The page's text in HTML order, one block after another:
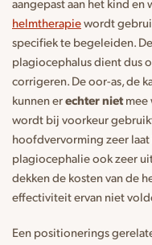
helmtherapiewordt
specifiek te begeleiden. De
plagiocephalus dient dus
corrigeren. De oor-as, de
kunnen erechter nietmee
wordt bij voorkeur
hoofdvervorming zeer
plagiocephalie ook zeer
dekken de kosten van de
effectiviteit ervan niet
Een positionerings